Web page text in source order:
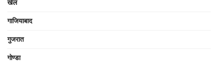
खेल
गाजियाबाद
गुजरात
गोण्डा